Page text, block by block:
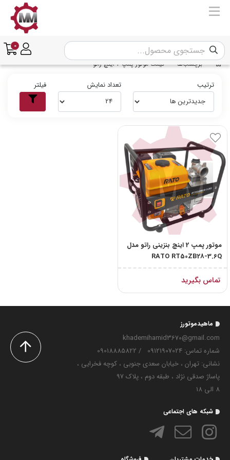
0
برچسب‌ها قیمت موتور پمپ 2 اینچ راتو
ترتیب تعداد نمایش فیلتر
موتور پمپ 2 اینچ بنزینی راتو مدل
RATO RT50ZB28-3.6Q
تماس بگیرید
ماهیدموتورز
khademihamid3670@gmail.com
شماره تماس‌: 09121907024
/
09018885822
نشانی: تهران ، خیابان سعدی جنوبی ، کوچه فخرایی ،
پاساژ صدقی نژاد ، طبقه دوم ، پلاک 97
8 الی 18
شبکه های اجتماعی